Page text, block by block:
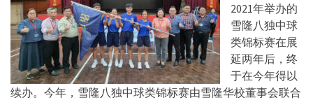
2021年举办的
雪隆八独中球
类锦标赛在展
延两年后，终
于在今年得以
续办。今年，雪隆八独中球类锦标赛由雪隆华校董事会联合